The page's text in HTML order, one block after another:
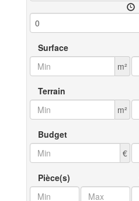
Surface
m²
Terrain
m²
Budget
€
Pièce(s)